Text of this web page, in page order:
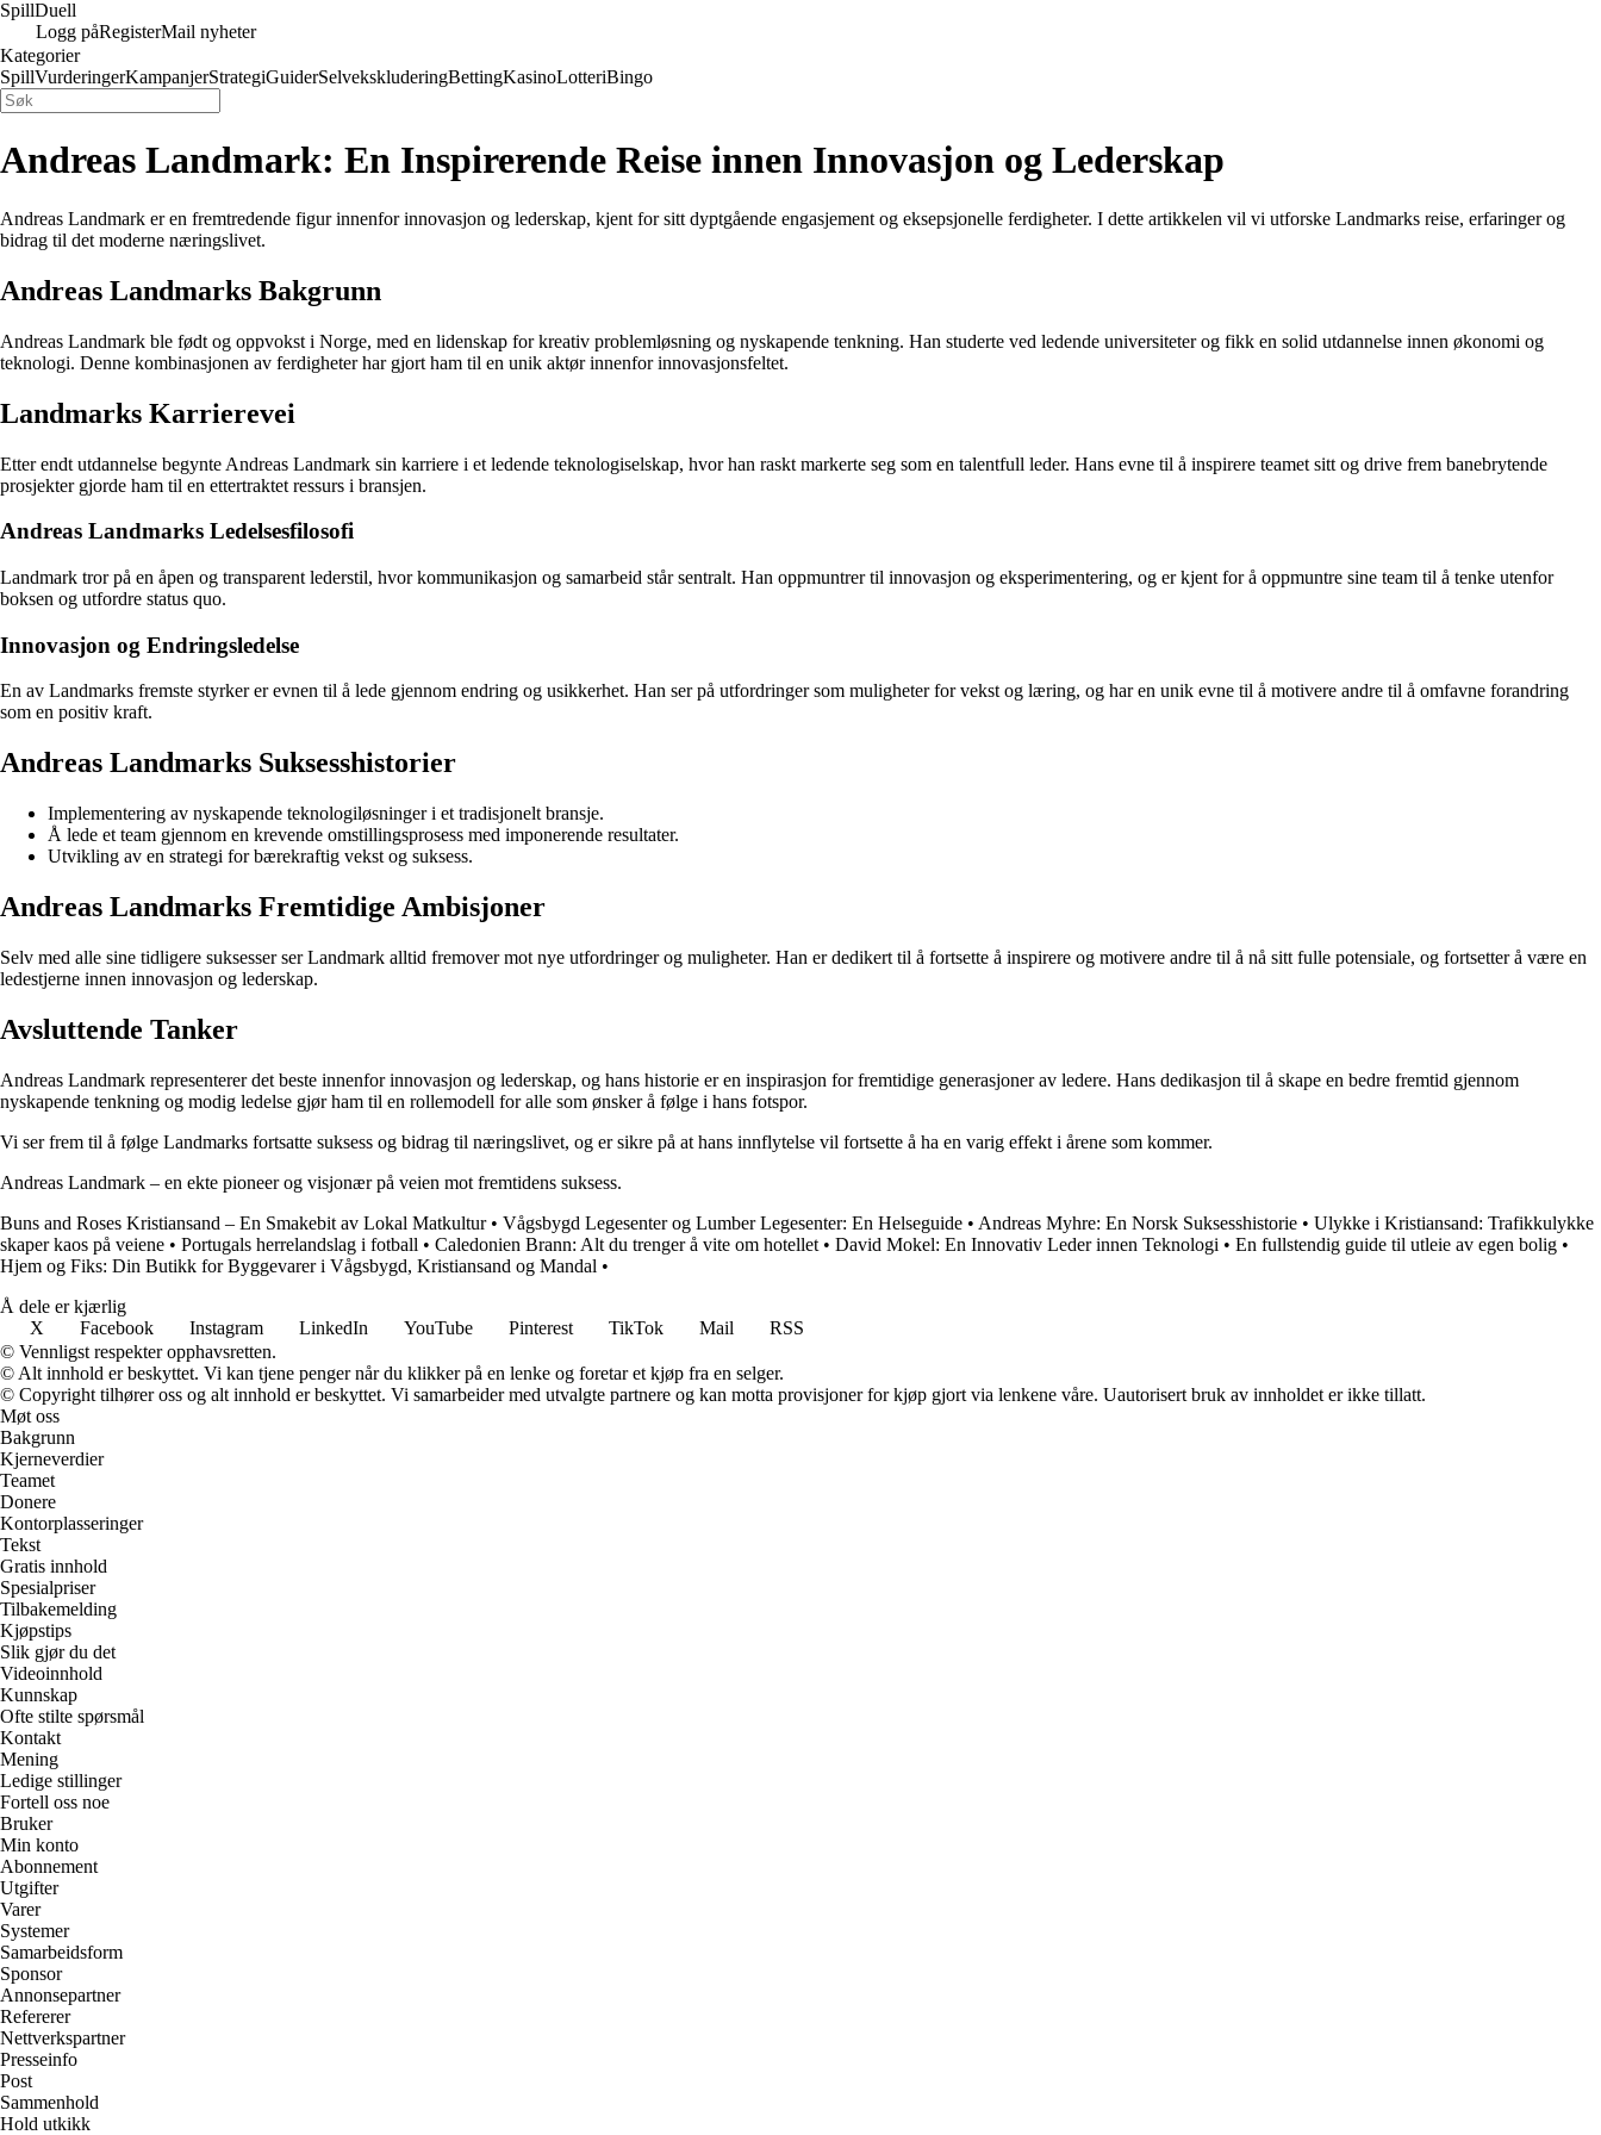
SpillDuell
Logg påRegisterMail nyheter
Kategorier
SpillVurderingerKampanjerStrategiGuiderSelvekskluderingBettingKasinoLotteriBingo
Andreas Landmark: En Inspirerende Reise innen Innovasjon og Lederskap
Andreas Landmark er en fremtredende figur innenfor innovasjon og lederskap, kjent for sitt dyptgående engasjement og eksepsjonelle ferdigheter. I dette artikkelen vil vi utforske Landmarks reise, erfaringer og
bidrag til det moderne næringslivet.
Andreas Landmarks Bakgrunn
Andreas Landmark ble født og oppvokst i Norge, med en lidenskap for kreativ problemløsning og nyskapende tenkning. Han studerte ved ledende universiteter og fikk en solid utdannelse innen økonomi og
teknologi. Denne kombinasjonen av ferdigheter har gjort ham til en unik aktør innenfor innovasjonsfeltet.
Landmarks Karrierevei
Etter endt utdannelse begynte Andreas Landmark sin karriere i et ledende teknologiselskap, hvor han raskt markerte seg som en talentfull leder. Hans evne til å inspirere teamet sitt og drive frem banebrytende
prosjekter gjorde ham til en ettertraktet ressurs i bransjen.
Andreas Landmarks Ledelsesfilosofi
Landmark tror på en åpen og transparent lederstil, hvor kommunikasjon og samarbeid står sentralt. Han oppmuntrer til innovasjon og eksperimentering, og er kjent for å oppmuntre sine team til å tenke utenfor
boksen og utfordre status quo.
Innovasjon og Endringsledelse
En av Landmarks fremste styrker er evnen til å lede gjennom endring og usikkerhet. Han ser på utfordringer som muligheter for vekst og læring, og har en unik evne til å motivere andre til å omfavne forandring
som en positiv kraft.
Andreas Landmarks Suksesshistorier
Implementering av nyskapende teknologiløsninger i et tradisjonelt bransje.
Å lede et team gjennom en krevende omstillingsprosess med imponerende resultater.
Utvikling av en strategi for bærekraftig vekst og suksess.
Andreas Landmarks Fremtidige Ambisjoner
Selv med alle sine tidligere suksesser ser Landmark alltid fremover mot nye utfordringer og muligheter. Han er dedikert til å fortsette å inspirere og motivere andre til å nå sitt fulle potensiale, og fortsetter å være en
ledestjerne innen innovasjon og lederskap.
Avsluttende Tanker
Andreas Landmark representerer det beste innenfor innovasjon og lederskap, og hans historie er en inspirasjon for fremtidige generasjoner av ledere. Hans dedikasjon til å skape en bedre fremtid gjennom
nyskapende tenkning og modig ledelse gjør ham til en rollemodell for alle som ønsker å følge i hans fotspor.
Vi ser frem til å følge Landmarks fortsatte suksess og bidrag til næringslivet, og er sikre på at hans innflytelse vil fortsette å ha en varig effekt i årene som kommer.
Andreas Landmark – en ekte pioneer og visjonær på veien mot fremtidens suksess.
Buns and Roses Kristiansand – En Smakebit av Lokal Matkultur• Vågsbygd Legesenter og Lumber Legesenter: En Helseguide • Andreas Myhre: En Norsk Suksesshistorie • Ulykke i Kristiansand: Trafikkulykke
skaper kaos på veiene • Portugals herrelandslag i fotball • Caledonien Brann: Alt du trenger å vite om hotellet • David Mokel: En Innovativ Leder innen Teknologi • En fullstendig guide til utleie av egen bolig •
Hjem og Fiks: Din Butikk for Byggevarer i Vågsbygd, Kristiansand og Mandal •
Å dele er kjærlig
X
Facebook Instagram LinkedIn YouTube Pinterest TikTok Mail
RSS
© Vennligst respekter opphavsretten.
© Alt innhold er beskyttet. Vi kan tjene penger når du klikker på en lenke og foretar et kjøp fra en selger.
© Copyright tilhører oss og alt innhold er beskyttet. Vi samarbeider med utvalgte partnere og kan motta provisjoner for kjøp gjort via lenkene våre. Uautorisert bruk av innholdet er ikke tillatt.
Møt oss
Bakgrunn
Kjerneverdier
Teamet
Donere
Kontorplasseringer
Tekst
Gratis innhold
Spesialpriser
Tilbakemelding
Kjøpstips
Slik gjør du det
Videoinnhold
Kunnskap
Ofte stilte spørsmål
Kontakt
Mening
Ledige stillinger
Fortell oss noe
Bruker
Min konto
Abonnement
Utgifter
Varer
Systemer
Samarbeidsform
Sponsor
Annonsepartner
Refererer
Nettverkspartner
Presseinfo
Post
Sammenhold
Hold utkikk